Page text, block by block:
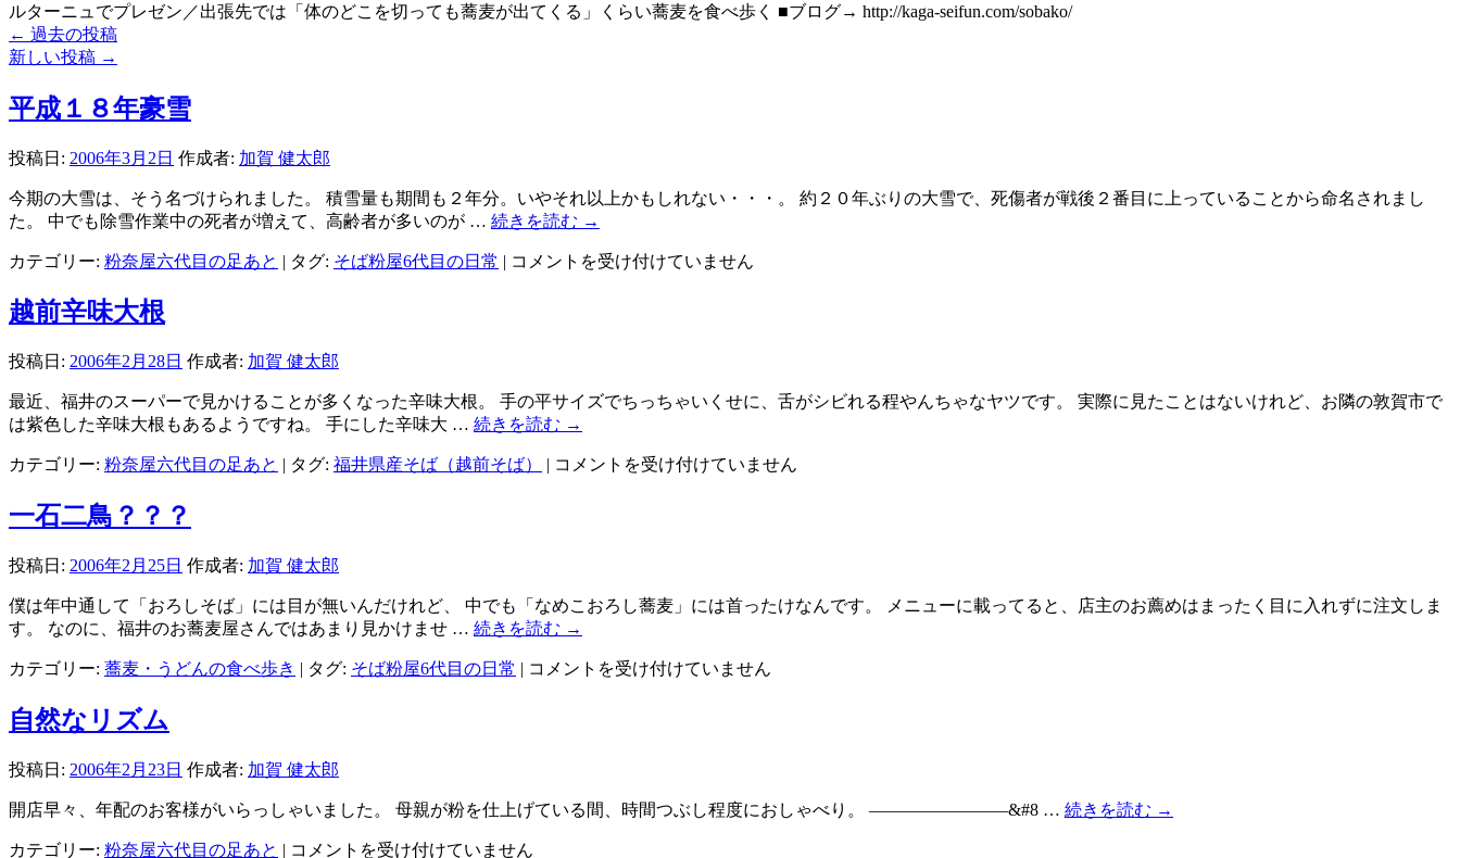
ルターニュでプレゼン／出張先では「体のどこを切っても蕎麦が出てくる」くらい蕎麦を食べ歩く ■ブログ→ http://kaga-seifun.com/sobako/
← 過去の投稿
新しい投稿 →
平成１８年豪雪
投稿日: 2006年3月2日 作成者: 加賀 健太郎
今期の大雪は、そう名づけられました。 積雪量も期間も２年分。いやそれ以上かもしれない・・・。 約２０年ぶりの大雪で、死傷者が戦後２番目に上っていることから命名されまし
た。 中でも除雪作業中の死者が増えて、高齢者が多いのが … 続きを読む →
カテゴリー: 粉奈屋六代目の足あと | タグ: そば粉屋6代目の日常 | 平
雪
は
コメントを受け付けていません
越前辛味大根
投稿日: 2006年2月28日 作成者: 加賀 健太郎
最近、福井のスーパーで見かけることが多くなった辛味大根。 手の平サイズでちっちゃいくせに、舌がシビれる程やんちゃなヤツです。 実際に見たことはないけれど、お隣の敦賀市で
は紫色した辛味大根もあるようですね。 手にした辛味大 … 続きを読む →
カテゴリー: 粉奈屋六代目の足あと | タグ: 福井県産そば（越前そば） | 越
は
コメントを受け付けていません
一石二鳥？？？
投稿日: 2006年2月25日 作成者: 加賀 健太郎
僕は年中通して「おろしそば」には目が無いんだけれど、 中でも「なめこおろし蕎麦」には首ったけなんです。 メニューに載ってると、店主のお薦めはまったく目に入れずに注文しま
す。 なのに、福井のお蕎麦屋さんではあまり見かけませ … 続きを読む →
カテゴリー: 蕎麦・うどんの食べ歩き | タグ: そば粉屋6代目の日常 | 一
コメントを受け付けていません
自然なリズム
投稿日: 2006年2月23日 作成者: 加賀 健太郎
開店早々、年配のお客様がいらっしゃいました。 母親が粉を仕上げている間、時間つぶし程度におしゃべり。 ————————&#8 … 続きを読む →
カテゴリー: 粉奈屋六代目の足あと | 自
コメントを受け付けていません